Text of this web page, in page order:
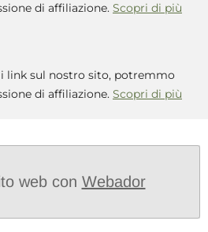
di affiliazione. Scopri di più
link sul nostro sito, potremmo
di affiliazione. Scopri di più
web con Webador